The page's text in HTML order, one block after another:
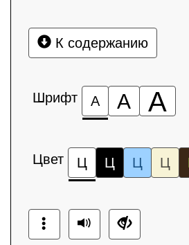
К содержанию
Шрифт А А А
Цвет Ц Ц Ц Ц